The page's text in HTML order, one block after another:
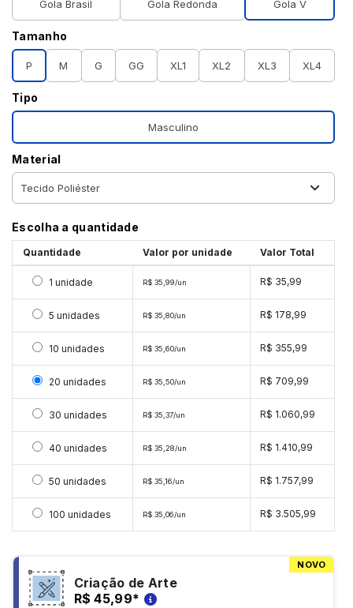
Gola Brasil Gola Redonda Gola V
Tamanho
P M G GG XL1 XL2 XL3 XL4
Tipo
Masculino
Material
Escolha a quantidade
Quantidade Valor por unidade Valor Total
Selecionar 1 unidade
1 unidade R$ 35,99/un R$ 35,99
Selecionar 5 unidades
5 unidades R$ 35,80/un R$ 178,99
Selecionar 10 unidades
10 unidades R$ 35,60/un R$ 355,99
Selecionar 20 unidades
20 unidades R$ 35,50/un R$ 709,99
Selecionar 30 unidades
30 unidades R$ 35,37/un R$ 1.060,99
Selecionar 40 unidades
40 unidades R$ 35,28/un R$ 1.410,99
Selecionar 50 unidades
50 unidades R$ 35,16/un R$ 1.757,99
Selecionar 100 unidades
100 unidades R$ 35,06/un R$ 3.505,99
NOVO
Criação de Arte
R$ 45,99*